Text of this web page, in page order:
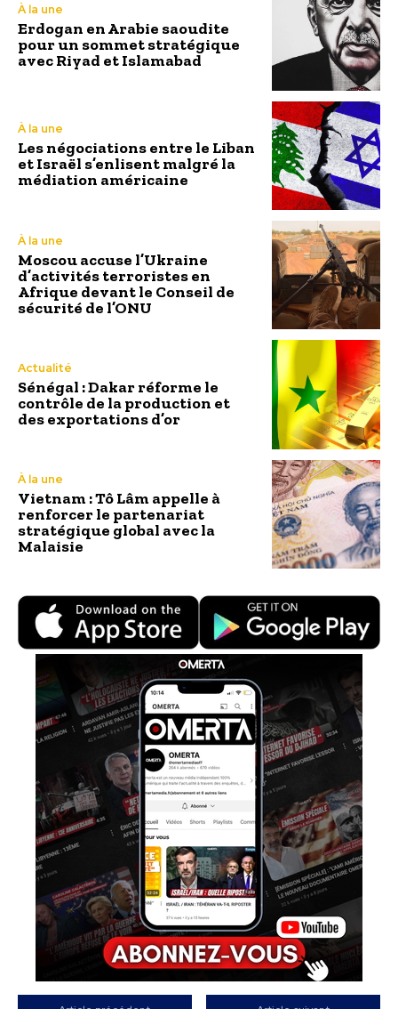
À la une
Erdogan en Arabie saoudite
pour un sommet stratégique
avec Riyad et Islamabad
À la une
Les négociations entre le Liban
et Israël s’enlisent malgré la
médiation américaine
À la une
Moscou accuse l’Ukraine
d’activités terroristes en
Afrique devant le Conseil de
sécurité de l’ONU
Actualité
Sénégal : Dakar réforme le
contrôle de la production et
des exportations d’or
À la une
Vietnam : Tô Lâm appelle à
renforcer le partenariat
stratégique global avec la
Malaisie